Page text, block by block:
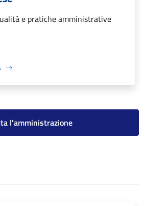
e pratiche amministrative
l'amministrazione